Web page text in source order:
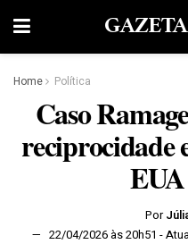
Home Política
Caso
reciprocidade
Por
22/04/2026 às 20h51 -